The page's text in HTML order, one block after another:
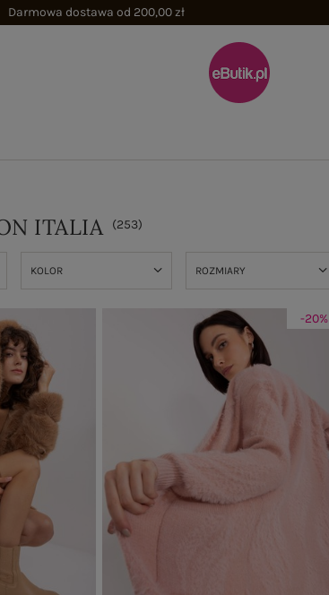
Darmowa dostawa od 200,00 zł
ITALIA (253)
KOLOR ROZMIARY
-20%